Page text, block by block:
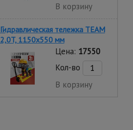
В корзину
Гидравлическая тележка TEAM
2,0T, 1150х550 мм
Цена: 17550
Кол-во
В корзину